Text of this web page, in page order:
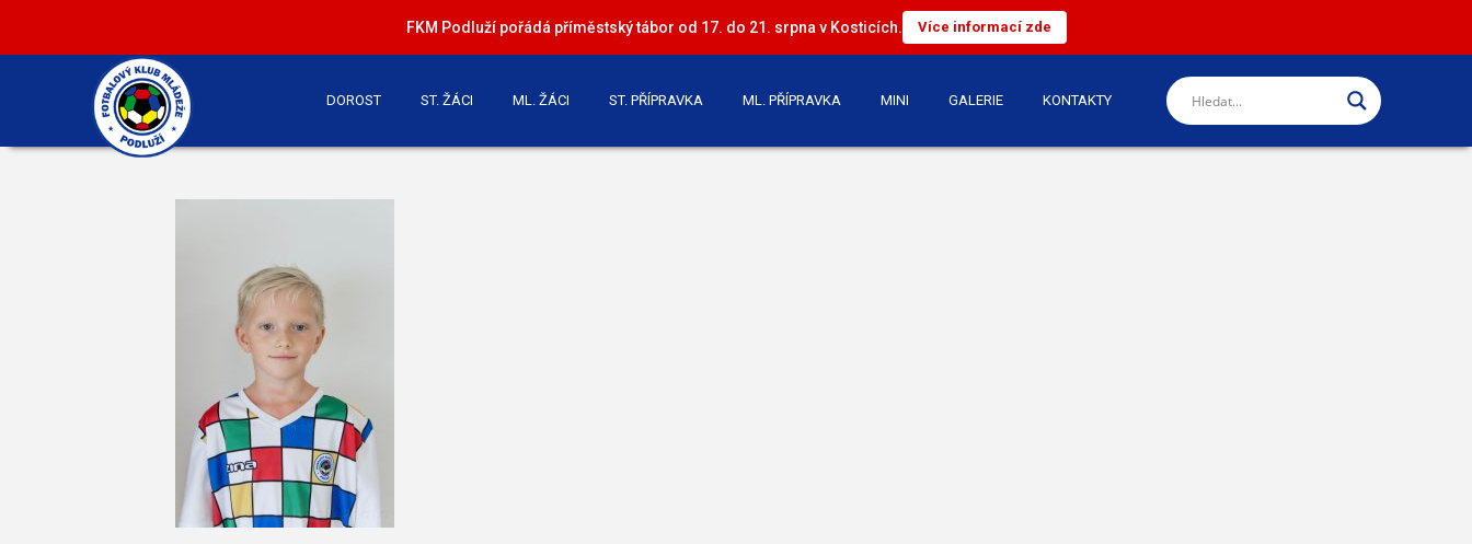
FKM Podluží pořádá příměstský tábor od 17. do 21. srpna v Kosticích. Více informací zde
DOROST ST. ŽÁCI ML. ŽÁCI ST. PŘÍPRAVKA ML. PŘÍPRAVKA MINI GALERIE KONTAKTY